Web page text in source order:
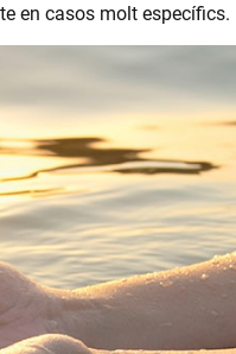
en casos molt específics.